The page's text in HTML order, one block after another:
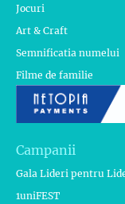
Jocuri
Art & Craft
Semnificatia numelui
Filme de familie
Campanii
Gala Lideri pentru
1uniFEST